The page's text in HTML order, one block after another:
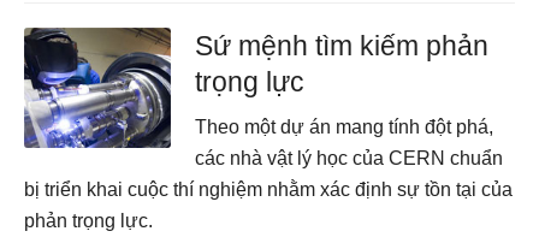
Sứ mệnh tìm kiếm phản
trọng lực
Theo một dự án mang tính đột phá,
các nhà vật lý học của CERN chuẩn
bị triển khai cuộc thí nghiệm nhằm xác định sự tồn tại của
phản trọng lực.